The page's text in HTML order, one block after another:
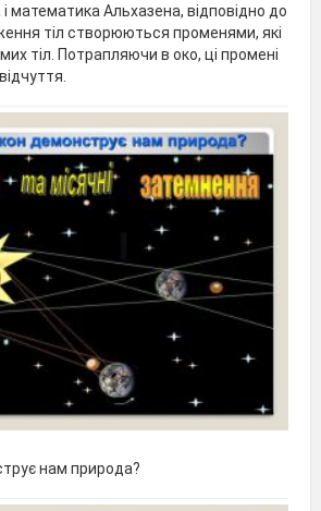
математика Альхазена, відповідно до
тіл створюються променями, які
тіл. Потрапляючи в око, ці промені
нам природа?